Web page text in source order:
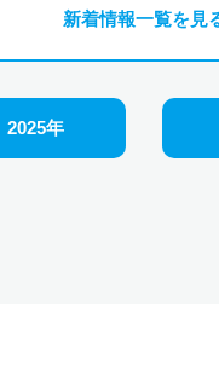
新着情報一覧を見
2025年